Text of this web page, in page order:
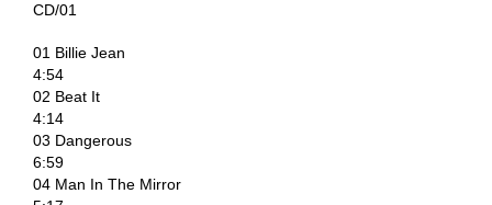
CD/01
01 Billie Jean
4:54
02 Beat It
4:14
03 Dangerous
6:59
04 Man In The Mirror